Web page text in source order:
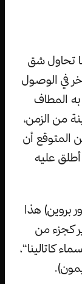
تحاول شق
في الوصول
به المطاف
من الزمن،
المتوقع أن
عليه
بروين) هذا
كجزء من
كاتالينا“،